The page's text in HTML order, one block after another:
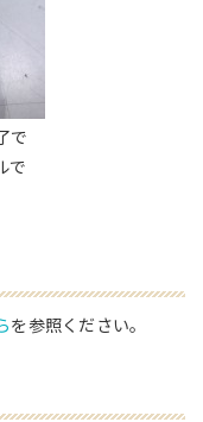
で
で
を参照ください。